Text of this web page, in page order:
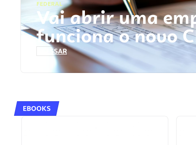
FEDERAL
Vai abrir uma
funciona o novo
ACESSAR
EBOOKS